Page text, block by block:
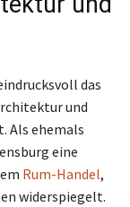
das
und
Als ehemals
eine
Rum-Handel,
widerspiegelt.